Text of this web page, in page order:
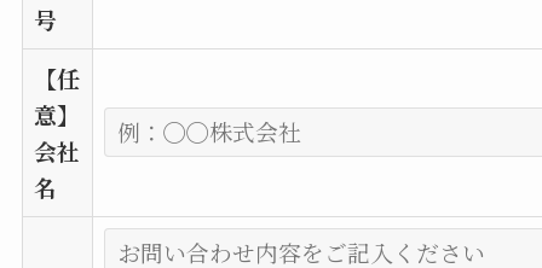
号
【任
意】
会社
名